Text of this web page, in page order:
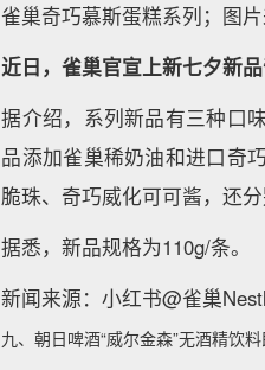
雀巢奇巧慕斯蛋糕系列；图
近日，雀巢官宣上新七夕新品
据介绍，系列新品有三种口
品添加雀巢稀奶油和进口奇
脆珠、奇巧威化可可酱，还
据悉，新品规格为110g/条。
新闻来源：小红书@雀巢
九、朝日啤酒“威尔金森”无酒精饮